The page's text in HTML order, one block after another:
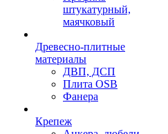
штукатурный,
маячковый
Древесно-плитные
материалы
ДВП, ДСП
Плита OSB
Фанера
Крепеж